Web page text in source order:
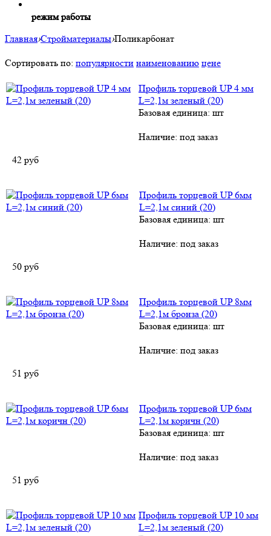
режим работы
Главная›Стройматериалы›Поликарбонат
Сортировать по: популярности наименованию цене
Профиль торцевой UP 4 мм
L=2,1м зеленый (20)
Базовая единица: шт
Наличие: под заказ
42 руб
Профиль торцевой UP 6мм
L=2,1м синий (20)
Базовая единица: шт
Наличие: под заказ
50 руб
Профиль торцевой UP 8мм
L=2,1м бронза (20)
Базовая единица: шт
Наличие: под заказ
51 руб
Профиль торцевой UP 6мм
L=2,1м коричн (20)
Базовая единица: шт
Наличие: под заказ
51 руб
Профиль торцевой UP 10 мм
L=2,1м зеленый (20)